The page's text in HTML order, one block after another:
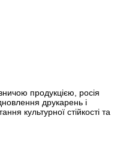
продукцією, росія
друкарень і
культурної стійкості та